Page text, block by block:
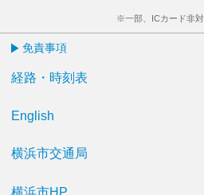
※一部、ICカード非対
免責事項
経路・時刻表
English
横浜市交通局
横浜市HP